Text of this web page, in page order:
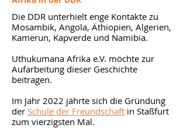
Die DDR unterhielt enge Kontakte zu
Mosambik, Angola, Äthiopien, Algerien,
Kamerun, Kapverde und Namibia.
Uthukumana Afrika e.V. möchte zur
Aufarbeitung dieser Geschichte
beitragen.
Im Jahr 2022 jährte sich die Gründung
der Schule der Freundschaft in Staßfurt
zum vierzigsten Mal.